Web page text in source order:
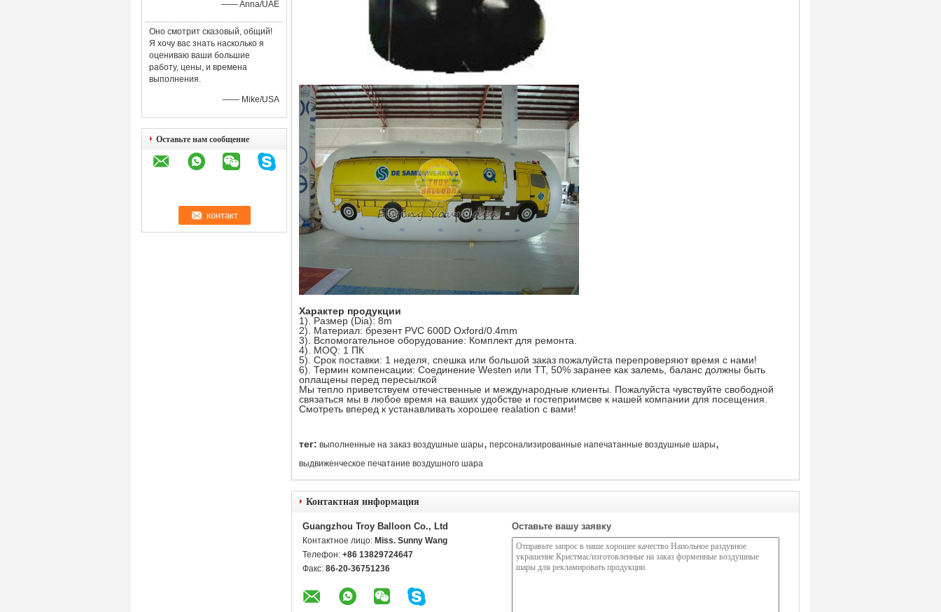
—— Anna/UAE
Оно смотрит сказовый, общий!
Я хочу вас знать насколько я
оцениваю ваши большие
работу, цены, и времена
выполнения.
—— Mike/USA
Оставьте нам сообщение
Характер продукции
1). Размер (Dia): 8m
2). Материал: брезент PVC 600D Oxford/0.4mm
3). Вспомогательное оборудование: Комплект для ремонта.
4). MOQ: 1 ПК
5). Срок поставки: 1 неделя, спешка или большой заказ пожалуйста перепроверяют время с нами!
6). Термин компенсации: Соединение Westen или TT, 50% заранее как залемь, баланс должны быть
оплащены перед пересылкой
Мы тепло приветствуем отечественные и международные клиенты. Пожалуйста чувствуйте свободной
связаться мы в любое время на ваших удобстве и гостеприимсве к нашей компании для посещения.
Смотреть вперед к устанавливать хорошее realation с вами!
тег: выполненные на заказ воздушные шары, персонализированные напечатанные воздушные шары,
выдвиженческое печатание воздушного шара
Контактная информация
Guangzhou Troy Balloon Co., Ltd
Контактное лицо: Miss. Sunny Wang
Телефон: +86 13829724647
Факс: 86-20-36751236
Оставьте вашу заявку